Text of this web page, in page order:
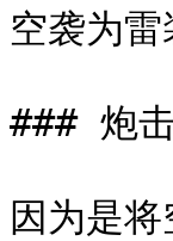
空袭为
### 炮
因为是